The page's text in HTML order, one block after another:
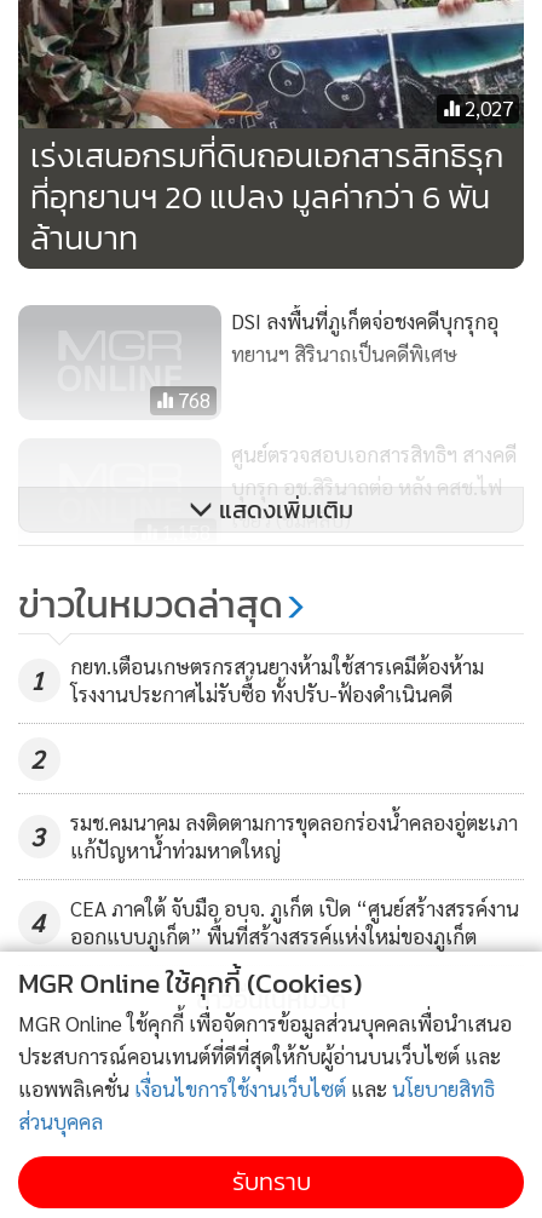
ดูแลคดีบุกรุกฯ ของอุทยานแห่งชาติสิรินาถ เป็นพิเศษ โดยคณะ
ทำงานจะมีการกลั่นกรองข้อมูลเอกสารทั้งหมดเพื่อให้มีความ
ครบถ้วนสมบูรณ์ ก่อนจะมีการเสนอให้กรมที่ดินเพื่อพิจารณา
เพิกถอนภายในสัปดาห์นี้
2,027
เร่งเสนอกรมที่ดินถอนเอกสารสิทธิรุก
ที่อุทยานฯ 20 แปลง มูลค่ากว่า 6 พัน
ล้านบาท
768
DSI ลงพื้นที่ภูเก็ตจ่อชงคดีบุกรุกอุ
ทยานฯ สิรินาถเป็นคดีพิเศษ
1,158
ศูนย์ตรวจสอบเอกสารสิทธิฯ สางคดี
บุกรุก อช.สิรินาถต่อ หลัง คสช.ไฟ
เขียว (ชมคลิป)
2,039
ประกาศคนอ้างสิทธิออกจากพื้นที่
แสดงเพิ่มเติม
ข่าวในหมวดล่าสุด
1
กยท.เตือนเกษตรกรสวนยางห้ามใช้สารเคมีต้องห้าม
โรงงานประกาศไม่รับซื้อ ทั้งปรับ-ฟ้องดำเนินคดี
2
3
รมช.คมนาคม ลงติดตามการขุดลอกร่องน้ำคลองอู่ตะเภา
แก้ปัญหาน้ำท่วมหาดใหญ่
4
CEA ภาคใต้ จับมือ อบจ. ภูเก็ต เปิด “ศูนย์สร้างสรรค์งาน
ออกแบบภูเก็ต” พื้นที่สร้างสรรค์แห่งใหม่ของภูเก็ต
ข่าวอื่นในหมวด
MGR Online ใช้คุกกี้ (Cookies)
MGR Online ใช้คุกกี้ เพื่อจัดการข้อมูลส่วนบุคคลเพื่อนำเสนอ
ประสบการณ์คอนเทนต์ที่ดีที่สุดให้กับผู้อ่านบนเว็บไซต์ และ
แอพพลิเคชั่น เงื่อนไขการใช้งานเว็บไซต์ และ นโยบายสิทธิ
ส่วนบุคคล
รับทราบ